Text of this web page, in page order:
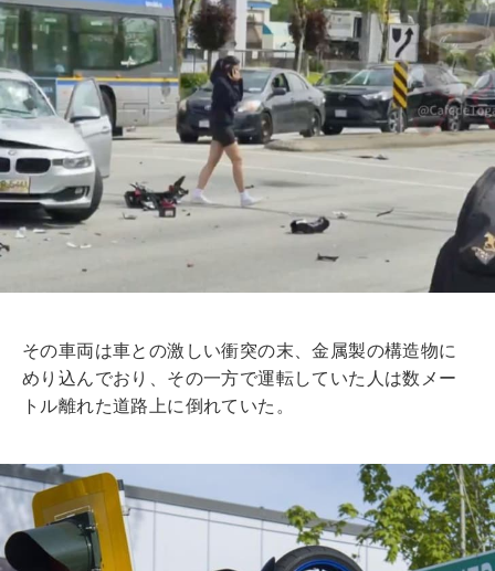
その車両は車との激しい衝突の末、金属製の構造物に
めり込んでおり、その一方で運転していた人は数メー
トル離れた道路上に倒れていた。